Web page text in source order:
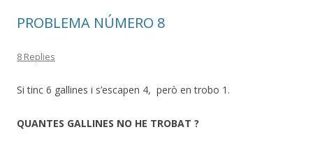
PROBLEMA NÚMERO 8
8 Replies
Si tinc 6 gallines i s’escapen 4, però en trobo 1.
QUANTES GALLINES NO HE TROBAT ?